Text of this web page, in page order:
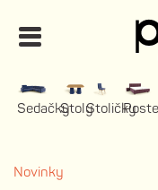
SedačkyStolyStoličky
Novinky